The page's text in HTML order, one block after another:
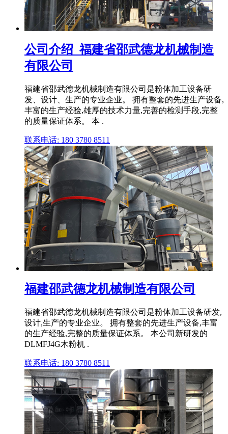
公司介绍_福建省邵武德龙机械制造
有限公司
福建省邵武德龙机械制造有限公司是粉体加工设备研
发、设计、生产的专业企业。 拥有整套的先进生产设备,
丰富的生产经验,雄厚的技术力量,完善的检测手段,完整
的质量保证体系。 本 .
联系电话: 180 3780 8511
福建邵武德龙机械制造有限公司
福建省邵武德龙机械制造有限公司是粉体加工设备研发,
设计,生产的专业企业。 拥有整套的先进生产设备,丰富
的生产经验,完整的质量保证体系。 本公司新研发的
DLMFJ4G木粉机 .
联系电话: 180 3780 8511